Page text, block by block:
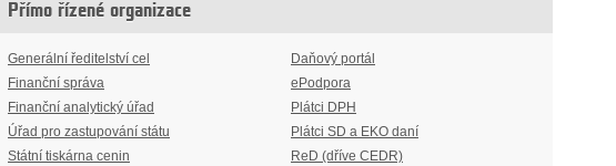
Přímo řízené organizace
Generální ředitelství cel
Finanční správa
Finanční analytický úřad
Úřad pro zastupování státu
Státní tiskárna cenin
Daňový portál
ePodpora
Plátci DPH
Plátci SD a EKO daní
ReD (dříve CEDR)